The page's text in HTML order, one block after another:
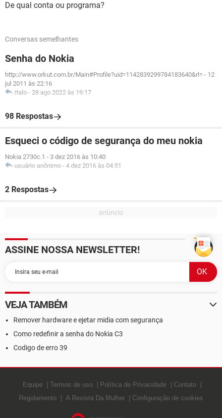
De qual conta ou programa?
Conversas semelhantes
Senha do Nokia
http://www.orkut.com.br/Main#Profile?uid=1142839299784183640&rl= - 12
jul 2011 às 22:16
Italo - 28 ago 2022 às 19:17
98 Respostas
Esqueci o código de segurança do meu nokia
Nokia 2730c.1 - 3 dez 2016 às 10:40
usuário anônimo - 4 dez 2016 às 04:51
2 Respostas
ASSINE NOSSA NEWSLETTER!
VEJA TAMBÉM
Remover hardware e ejetar midia com segurança
Como redefinir a senha do Nokia C3
Codigo de erro 39
Equipe Termos de uso Política de Privacidade
Contato
Regulamento
A Revista Da Mulher Configuração de cookies